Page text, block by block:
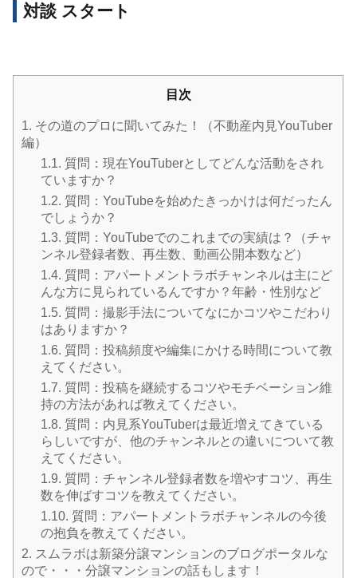
対談 スタート
目次
1. その道のプロに聞いてみた！（不動産内見YouTuber
編）
1.1. 質問：現在YouTuberとしてどんな活動をされ
ていますか？
1.2. 質問：YouTubeを始めたきっかけは何だったん
でしょうか？
1.3. 質問：YouTubeでのこれまでの実績は？（チャ
ンネル登録者数、再生数、動画公開本数など）
1.4. 質問：アパートメントラボチャンネルは主にど
んな方に見られているんですか？年齢・性別など
1.5. 質問：撮影手法についてなにかコツやこだわり
はありますか？
1.6. 質問：投稿頻度や編集にかける時間について教
えてください。
1.7. 質問：投稿を継続するコツやモチベーション維
持の方法があれば教えてください。
1.8. 質問：内見系YouTuberは最近増えてきている
らしいですが、他のチャンネルとの違いについて教
えてください。
1.9. 質問：チャンネル登録者数を増やすコツ、再生
数を伸ばすコツを教えてください。
1.10. 質問：アパートメントラボチャンネルの今後
の抱負を教えてください。
2. スムラボは新築分譲マンションのブログポータルな
ので・・・分譲マンションの話もします！